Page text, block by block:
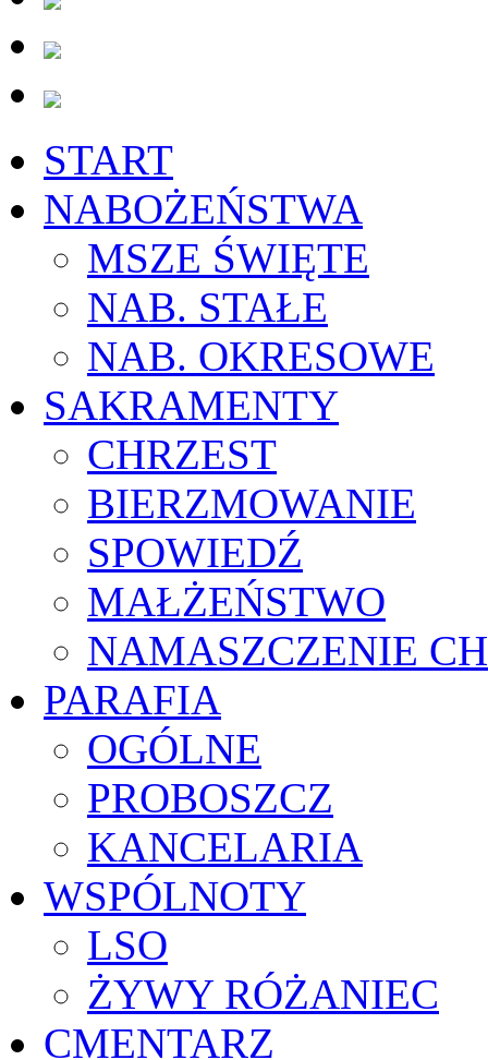
START
NABOŻEŃSTWA
MSZE ŚWIĘTE
NAB. STAŁE
NAB. OKRESOWE
SAKRAMENTY
CHRZEST
BIERZMOWANIE
SPOWIEDŹ
MAŁŻEŃSTWO
NAMASZCZENIE
PARAFIA
OGÓLNE
PROBOSZCZ
KANCELARIA
WSPÓLNOTY
LSO
ŻYWY RÓŻANIEC
CMENTARZ